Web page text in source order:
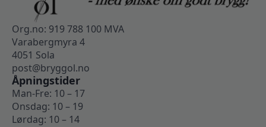
Org.no: 919 788 100 MVA
Varabergmyra 4
4051 Sola
post@bryggol.no
Åpningstider
Man-Fre: 10 – 17
Onsdag: 10 – 19
Lørdag: 10 – 14